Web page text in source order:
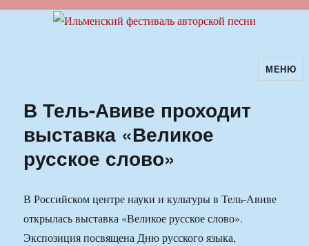
Ильменский фестиваль авторскойМЕНЮ
В Тель-Авиве проходит
выставка «Великое
русское слово»
В Российском центре науки и культуры в Тель-Авиве
открылась выставка «Великое русское слово».
Экспозиция посвящена Дню русского языка,